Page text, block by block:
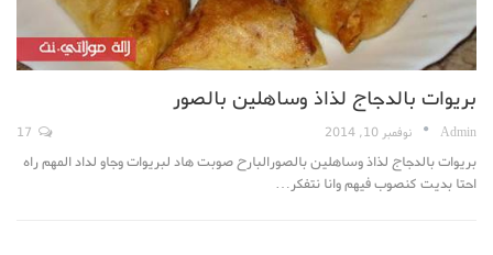
بريوات بالدجاج لذاذ وساهلين بالصور
Admin نوفمبر 10, 2014
بريوات بالدجاج لذاذ وساهلين بالصورالبارح صوبت هاد لبريوات وجاو لداد المهم راه
احتا بديت كنصوب فيهم وانا نتفكر…